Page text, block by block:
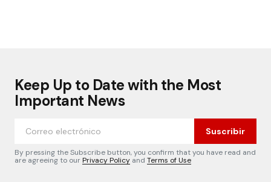
Keep Up to Date with the Most
Important News
Suscribir
By pressing the Subscribe button, you confirm that you have read and
are agreeing to ourPrivacy Policy and Terms of Use